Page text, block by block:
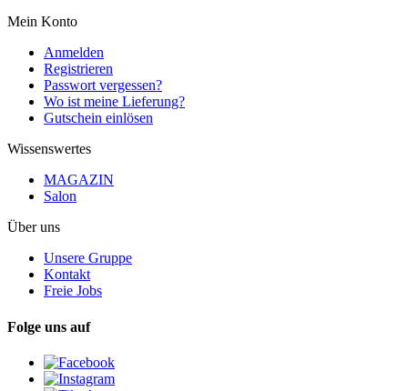
Mein Konto
Anmelden
Registrieren
Passwort vergessen?
Wo ist meine Lieferung?
Gutschein einlösen
Wissenswertes
MAGAZIN
Salon
Über uns
Unsere Gruppe
Kontakt
Freie Jobs
Folge uns auf